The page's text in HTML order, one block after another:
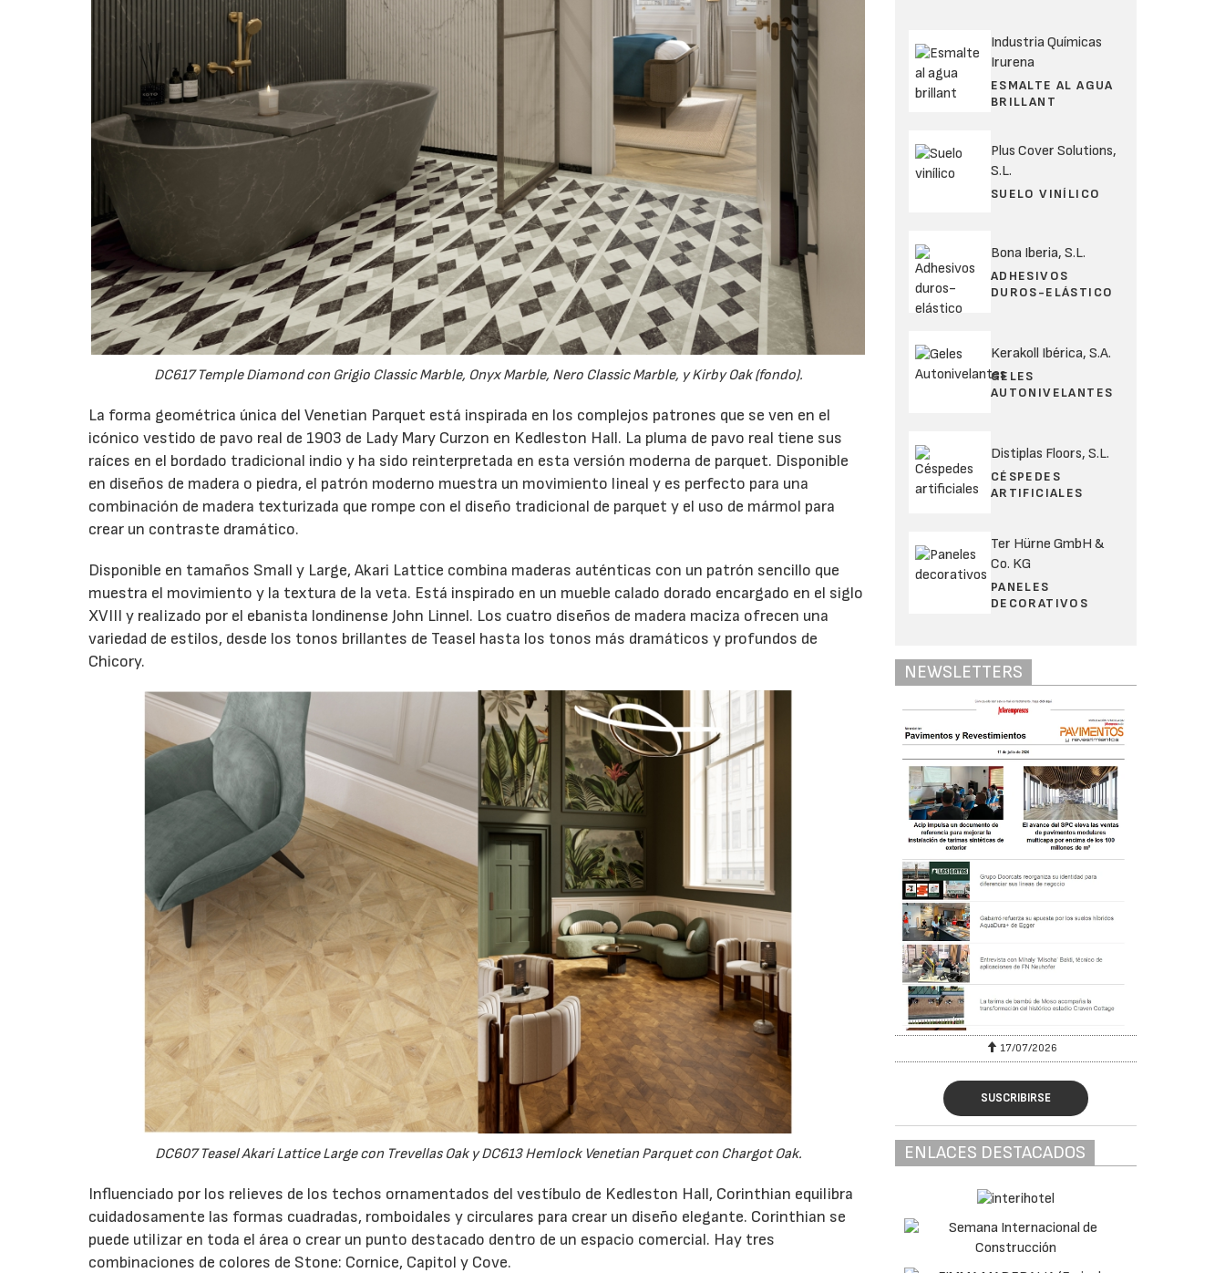
DC617 Temple Diamond con Grigio Classic Marble, Onyx Marble, Nero Classic Marble, y Kirby Oak (fondo).
La forma geométrica única del Venetian Parquet está inspirada en los complejos patrones que se ven en el
icónico vestido de pavo real de 1903 de Lady Mary Curzon en Kedleston Hall. La pluma de pavo real tiene sus
raíces en el bordado tradicional indio y ha sido reinterpretada en esta versión moderna de parquet. Disponible
en diseños de madera o piedra, el patrón moderno muestra un movimiento lineal y es perfecto para una
combinación de madera texturizada que rompe con el diseño tradicional de parquet y el uso de mármol para
crear un contraste dramático.
Disponible en tamaños Small y Large, Akari Lattice combina maderas auténticas con un patrón sencillo que
muestra el movimiento y la textura de la veta. Está inspirado en un mueble calado dorado encargado en el siglo
XVIII y realizado por el ebanista londinense John Linnel. Los cuatro diseños de madera maciza ofrecen una
variedad de estilos, desde los tonos brillantes de Teasel hasta los tonos más dramáticos y profundos de
Chicory.
DC607 Teasel Akari Lattice Large con Trevellas Oak y DC613 Hemlock Venetian Parquet con Chargot Oak.
Influenciado por los relieves de los techos ornamentados del vestíbulo de Kedleston Hall, Corinthian equilibra
cuidadosamente las formas cuadradas, romboidales y circulares para crear un diseño elegante. Corinthian se
puede utilizar en toda el área o crear un punto destacado dentro de un espacio comercial. Hay tres
combinaciones de colores de Stone: Cornice, Capitol y Cove.
Industria Químicas
Irurena
ESMALTE AL AGUA
BRILLANT
Plus Cover Solutions,
S.L.
SUELO VINÍLICO
Bona Iberia, S.L.
ADHESIVOS
DUROS-ELÁSTICO
Kerakoll Ibérica, S.A.
GELES
AUTONIVELANTES
Distiplas Floors, S.L.
CÉSPEDES
ARTIFICIALES
Ter Hürne GmbH &
Co. KG
PANELES
DECORATIVOS
NEWSLETTERS
31/07/2026 17/07/2026
SUSCRIBIRSE
ENLACES DESTACADOS